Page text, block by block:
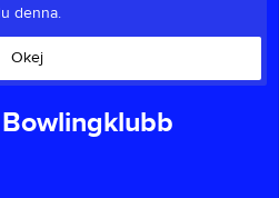
denna.
Okej